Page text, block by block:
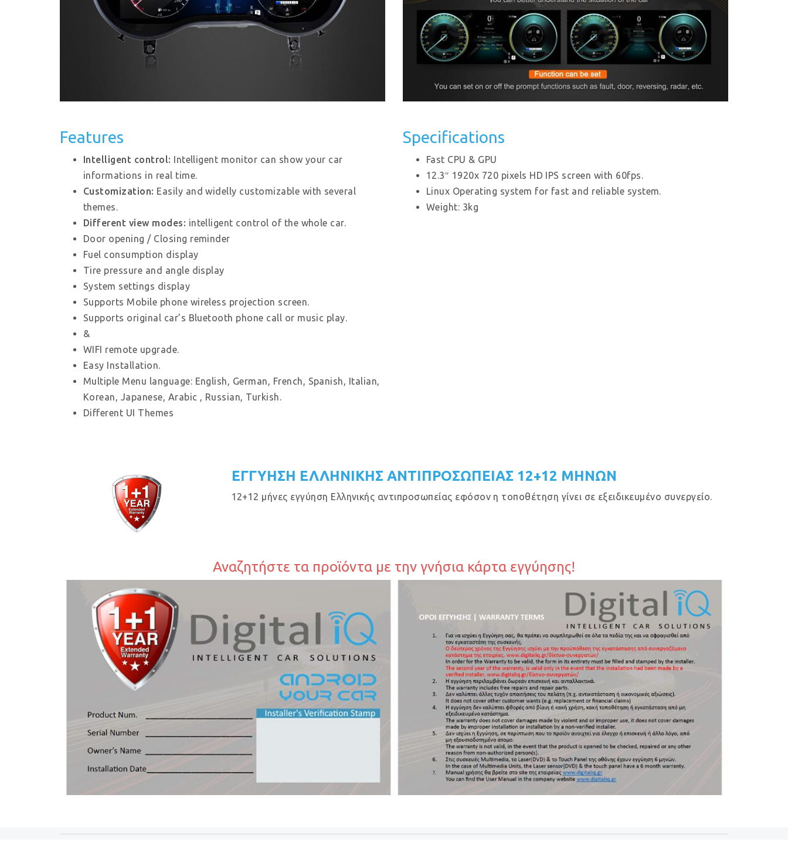
Features
Intelligent control: Intelligent monitor can show your car
informations in real time.
Customization: Easily and widelly customizable with several
themes.
Different view modes: intelligent control of the whole car.
Door opening / Closing reminder
Fuel consumption display
Tire pressure and angle display
System settings display
Supports Mobile phone wireless projection screen.
Supports original car’s Bluetooth phone call or music play.
&
WIFI remote upgrade.
Easy Installation.
Multiple Menu language: English, German, French, Spanish, Italian,
Korean, Japanese, Arabic , Russian, Turkish.
Different UI Themes
Specifications
Fast CPU & GPU
12.3″ 1920x 720 pixels HD IPS screen with 60fps.
Linux Operating system for fast and reliable system.
Weight: 3kg
ΕΓΓΥΗΣΗ ΕΛΛΗΝΙΚΗΣ ΑΝΤΙΠΡΟΣΩΠΕΙΑΣ 12+12 ΜΗΝΩΝ
12+12 μήνες εγγύηση Ελληνικής αντιπροσωπείας εφόσον η τοποθέτηση γίνει σε εξειδικευμένο συνεργείο.
Αναζητήστε τα προϊόντα με την γνήσια κάρτα εγγύησης!